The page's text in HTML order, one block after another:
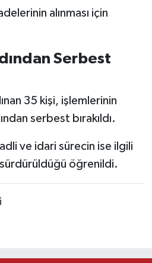
alınması için
Serbest
35 kişi, işlemlerinin
serbest bırakıldı.
ve idari sürecin ise ilgili
öğrenildi.